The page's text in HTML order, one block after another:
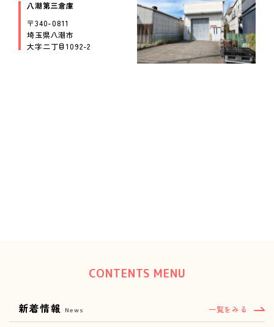
八潮第三倉庫
〒340-0811
埼玉県八潮市
大字二丁目1092-2
CONTENTS MENU
新着情報 News 一覧をみる